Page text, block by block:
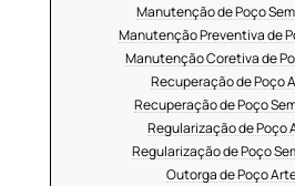
Manutenção de Poço
Manutenção Preventiva de
Manutenção Coretiva de
Recuperação de Poço
Recuperação de Poço
Regularização de Poço
Regularização de Poço
Outorga de Poço